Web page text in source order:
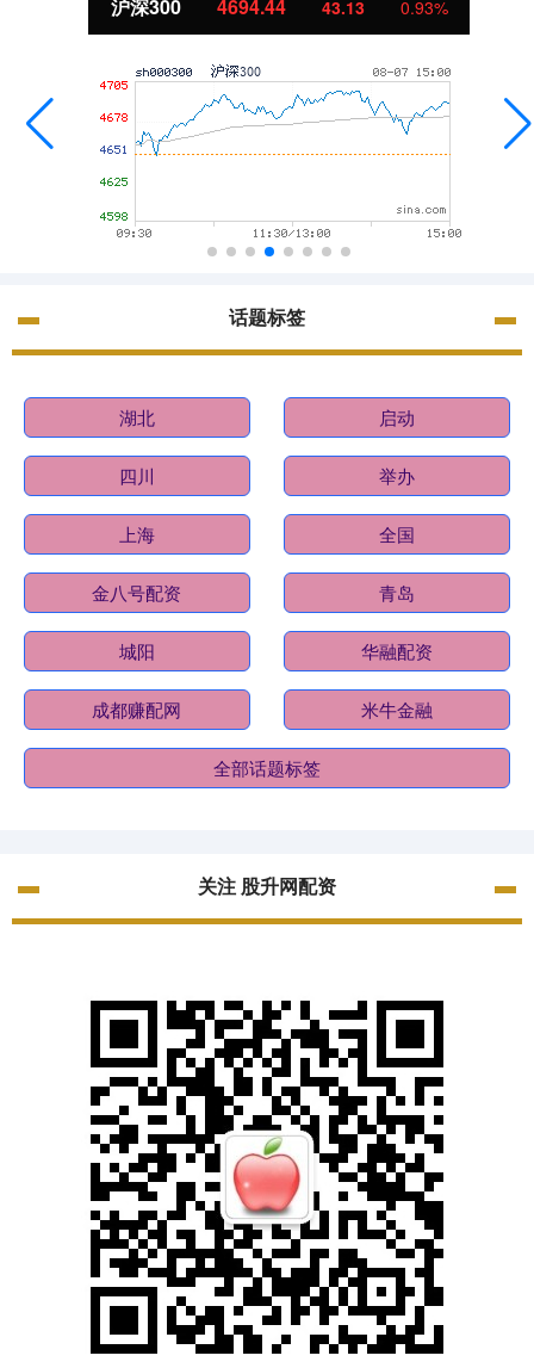
北证50 1134.24 11.37 1.01%
话题标签
湖北 启动
四川 举办
上海 全国
金八号配资 青岛
城阳 华融配资
成都赚配网 米牛金融
全部话题标签
关注 股升网配资